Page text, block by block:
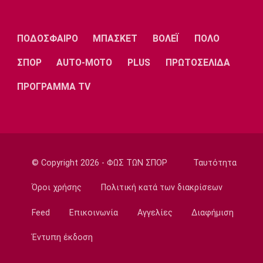
Ποδόσφαιρο - Διεθνή
20:45
Ποδόσφαιρο - Διεθνή
Διαψεύδει ο Ινφαντίνο τις καταγγελίες
Super League 1
Ατρόμητος: Επαγγελματικό συμβόλαιο για
20:15
ΠΟΔΟΣΦΑΙΡΟ ΜΠΑΣΚΕΤ ΒΟΛΕΪ ΠΟΛΟ
ΣΠΟΡ AUTO-MOTO PLUS ΠΡΩΤΟΣΕΛΙΔΑ
ΠΡΟΓΡΑΜΜΑ TV
© Copyright 2026 - ΦΩΣ ΤΩΝ ΣΠΟΡ Ταυτότητα
Όροι χρήσης Πολιτική κατά των διακρίσεων
Feed Επικοινωνία Αγγελίες Διαφήμιση
Έντυπη έκδοση